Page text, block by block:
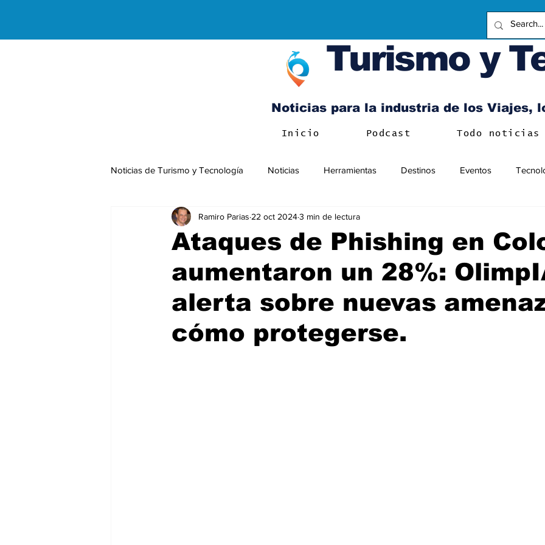
Turismo y
Noticias para la industria de los Viajes,
Inicio Podcast Todo noticias
Noticias de Turismo y Tecnología Noticias Herramientas Destinos Eventos
Negocios Internacionales
Ataques de Phishing en
aumentaron un 28%:
alerta sobre nuevas
cómo protegerse.
Ramiro Parias 22 oct 20243 min de lectura